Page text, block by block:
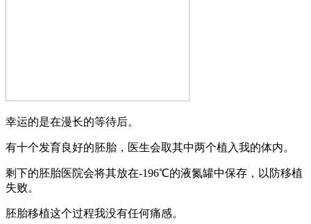
幸运的是在漫长的等待后。
有十个发育良好的胚胎，医生会取其中两个植入我的体内。
剩下的胚胎医院会将其放在-196℃的液氮罐中保存，以防移植
失败。
胚胎移植这个过程我没有任何痛感。